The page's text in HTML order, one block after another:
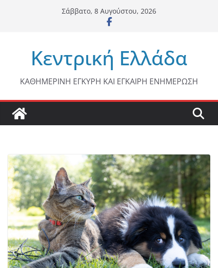
Σάββατο, 8 Αυγούστου, 2026
Κεντρική Ελλάδα
ΚΑΘΗΜΕΡΙΝΗ ΕΓΚΥΡΗ ΚΑΙ ΕΓΚΑΙΡΗ ΕΝΗΜΕΡΩΣΗ